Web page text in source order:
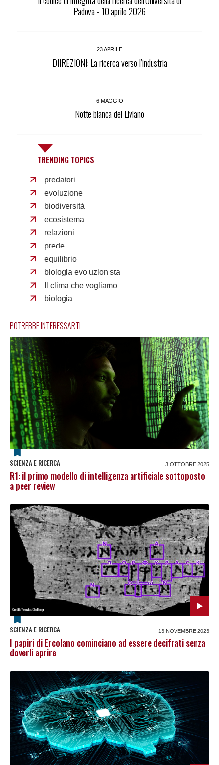
Padova - 10 aprile 2026
23 APRILE
DIIREZIONI: La ricerca verso l’industria
6 MAGGIO
Notte bianca del Liviano
TRENDING TOPICS
predatori
evoluzione
biodiversità
ecosistema
relazioni
prede
equilibrio
biologia evoluzionista
Il clima che vogliamo
biologia
POTREBBE INTERESSARTI
SCIENZA E RICERCA 3 OTTOBRE 2025
R1: il primo modello di intelligenza artificiale sottoposto
a peer review
SCIENZA E RICERCA 13 NOVEMBRE 2023
I papiri di Ercolano cominciano ad essere decifrati senza
doverli aprire